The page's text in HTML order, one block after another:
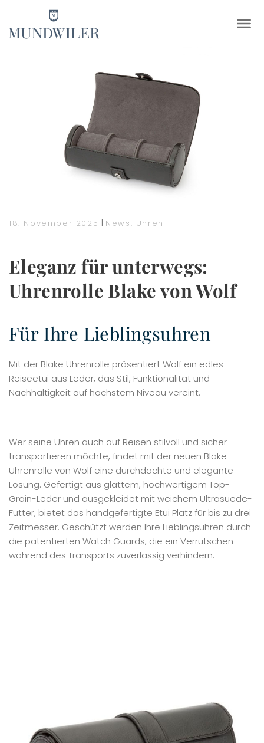
×
18. November 2025 | News, Uhren
Eleganz für unterwegs:
Uhrenrolle Blake von Wolf
Für Ihre Lieblingsuhren
Mit der Blake Uhrenrolle präsentiert Wolf ein edles
Reiseetui aus Leder, das Stil, Funktionalität und
Nachhaltigkeit auf höchstem Niveau vereint.
Wer seine Uhren auch auf Reisen stilvoll und sicher
transportieren möchte, findet mit der neuen Blake
Uhrenrolle von Wolf eine durchdachte und elegante
Lösung. Gefertigt aus glattem, hochwertigem Top-
Grain-Leder und ausgekleidet mit weichem Ultrasuede-
Futter, bietet das handgefertigte Etui Platz für bis zu drei
Zeitmesser. Geschützt werden Ihre Lieblingsuhren durch
die patentierten Watch Guards, die ein Verrutschen
während des Transports zuverlässig verhindern.